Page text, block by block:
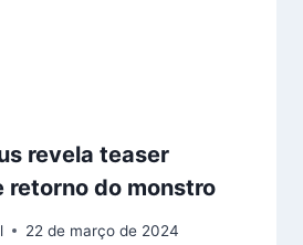
revela teaser
retorno do monstro
22 de março de 2024